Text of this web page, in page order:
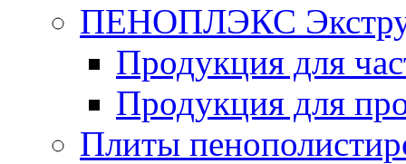
ПЕНОПЛЭКС
Продукция для
Продукция для
Плиты